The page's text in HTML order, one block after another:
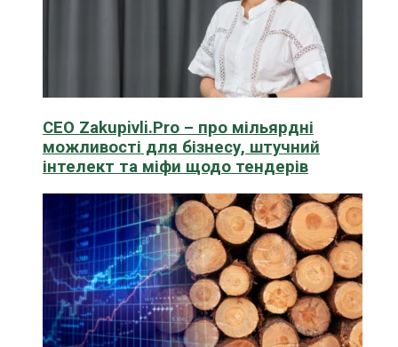
CEO Zakupivli.Pro – про мільярдні
можливості для бізнесу, штучний
інтелект та міфи щодо тендерів